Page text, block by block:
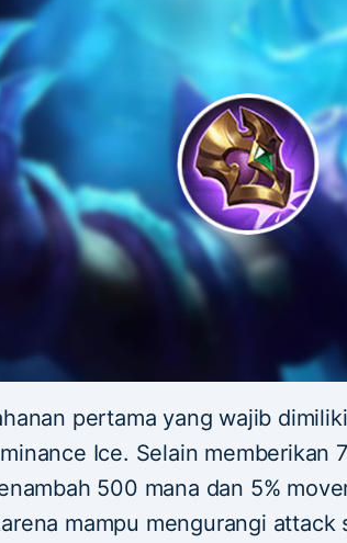
pertama yang wajib
Ice. Selain memberikan
500 mana dan 5%
mampu mengurangi attack